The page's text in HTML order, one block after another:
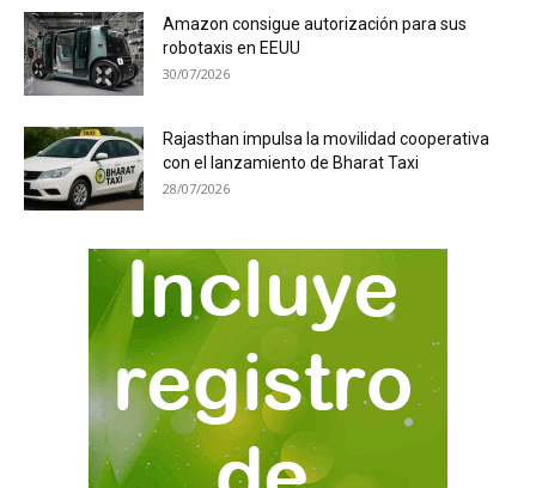
Amazon consigue autorización para sus
robotaxis en EEUU
30/07/2026
Rajasthan impulsa la movilidad cooperativa
con el lanzamiento de Bharat Taxi
28/07/2026